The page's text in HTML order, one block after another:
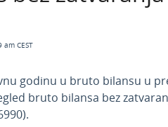
CEST
godinu u bruto bilansu u
bruto bilansa bez